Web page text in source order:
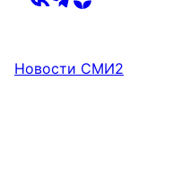
Новости СМИ2